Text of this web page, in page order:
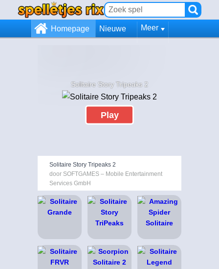
Homepage Nieuwe Meer
Solitaire Story Tripeaks 2
Play
Solitaire Story Tripeaks 2
door SOFTGAMES – Mobile Entertainment
Services GmbH